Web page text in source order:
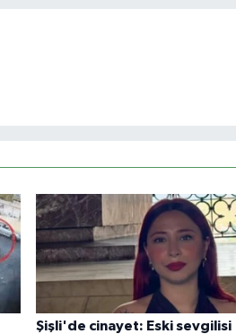
Şişli'de cinayet: Eski sevgilisi